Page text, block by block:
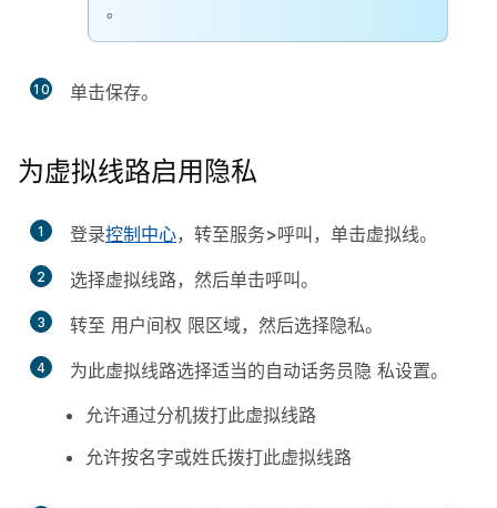
。
10 单击保存。
为虚拟线路启用隐私
1 登录控制中心，转至服务>呼叫 ，单击虚拟线。
2 选择虚拟线路，然后单击呼叫。
3 转至 用户间权 限区域，然后选择隐私。
4 为此虚拟线路选择适当的自动话务员隐 私设置。
允许通过分机拨打此虚拟线路
允许按名字或姓氏拨打此虚拟线路